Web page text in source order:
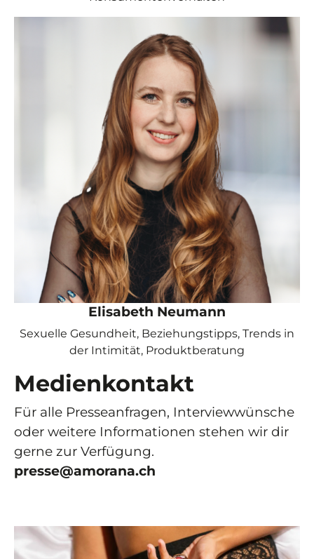
Elisabeth Neumann
Sexuelle Gesundheit, Beziehungstipps, Trends in
der Intimität, Produktberatung
Medienkontakt
Für alle Presseanfragen, Interviewwünsche
oder weitere Informationen stehen wir dir
gerne zur Verfügung.
presse@amorana.ch